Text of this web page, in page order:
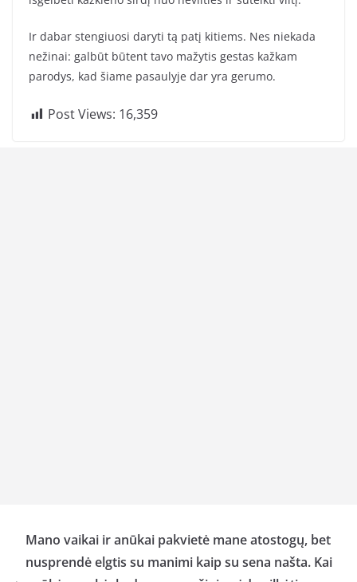
Ir dabar stengiuosi daryti tą patį kitiems. Nes niekada
nežinai: galbūt būtent tavo mažytis gestas kažkam
parodys, kad šiame pasaulyje dar yra gerumo.
Post Views: 16,359
Mano vaikai ir anūkai pakvietė mane atostogų, bet
nusprendė elgtis su manimi kaip su sena našta. Kai